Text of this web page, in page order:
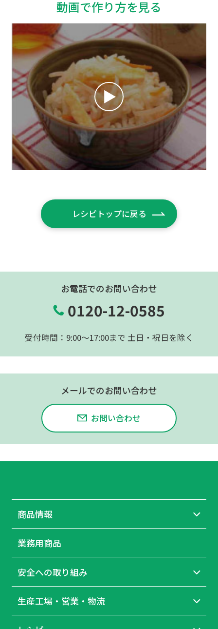
動画で作り方を見る
レシピトップに戻る
お電話でのお問い合わせ
0120-12-0585
受付時間：9:00〜17:00まで 土日・祝日を除く
メールでのお問い合わせ
お問い合わせ
商品情報
業務用商品
安全への取り組み
生産工場・営業・物流